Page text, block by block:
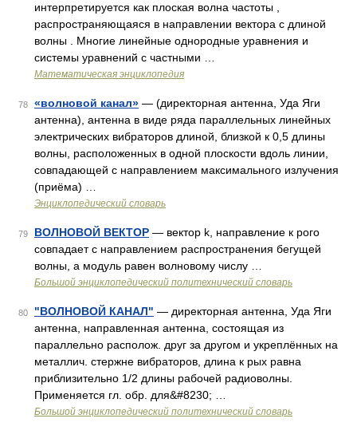
интерпретируется как плоская волна частоты ,
распространяющаяся в направлении вектора с длиной
волны . Многие линейные однородные уравнения и
системы уравнений с частными …
Математическая энциклопедия
78 «волновой канал» — (директорная антенна, Уда Яги
антенна), антенна в виде ряда параллельных линейных
электрических вибраторов длиной, близкой к 0,5 длины
волны, расположенных в одной плоскости вдоль линии,
совпадающей с направлением максимального излучения
(приёма) …
Энциклопедический словарь
79 ВОЛНОВОЙ ВЕКТОР — вектор k, направление к рого
совпадает с направлением распространения бегущей
волны, а модуль равен волновому числу …
Большой энциклопедический политехнический словарь
80 "ВОЛНОВОЙ КАНАЛ" — директорная антенна, Уда Яги
антенна, направленная антенна, состоящая из
параллельно располож. друг за другом и укреплённых на
металлич. стержне вибраторов, длина к рых равна
приблизительно 1/2 длины рабочей радиоволны.
Применяется гл. обр. для&#8230; …
Большой энциклопедический политехнический словарь